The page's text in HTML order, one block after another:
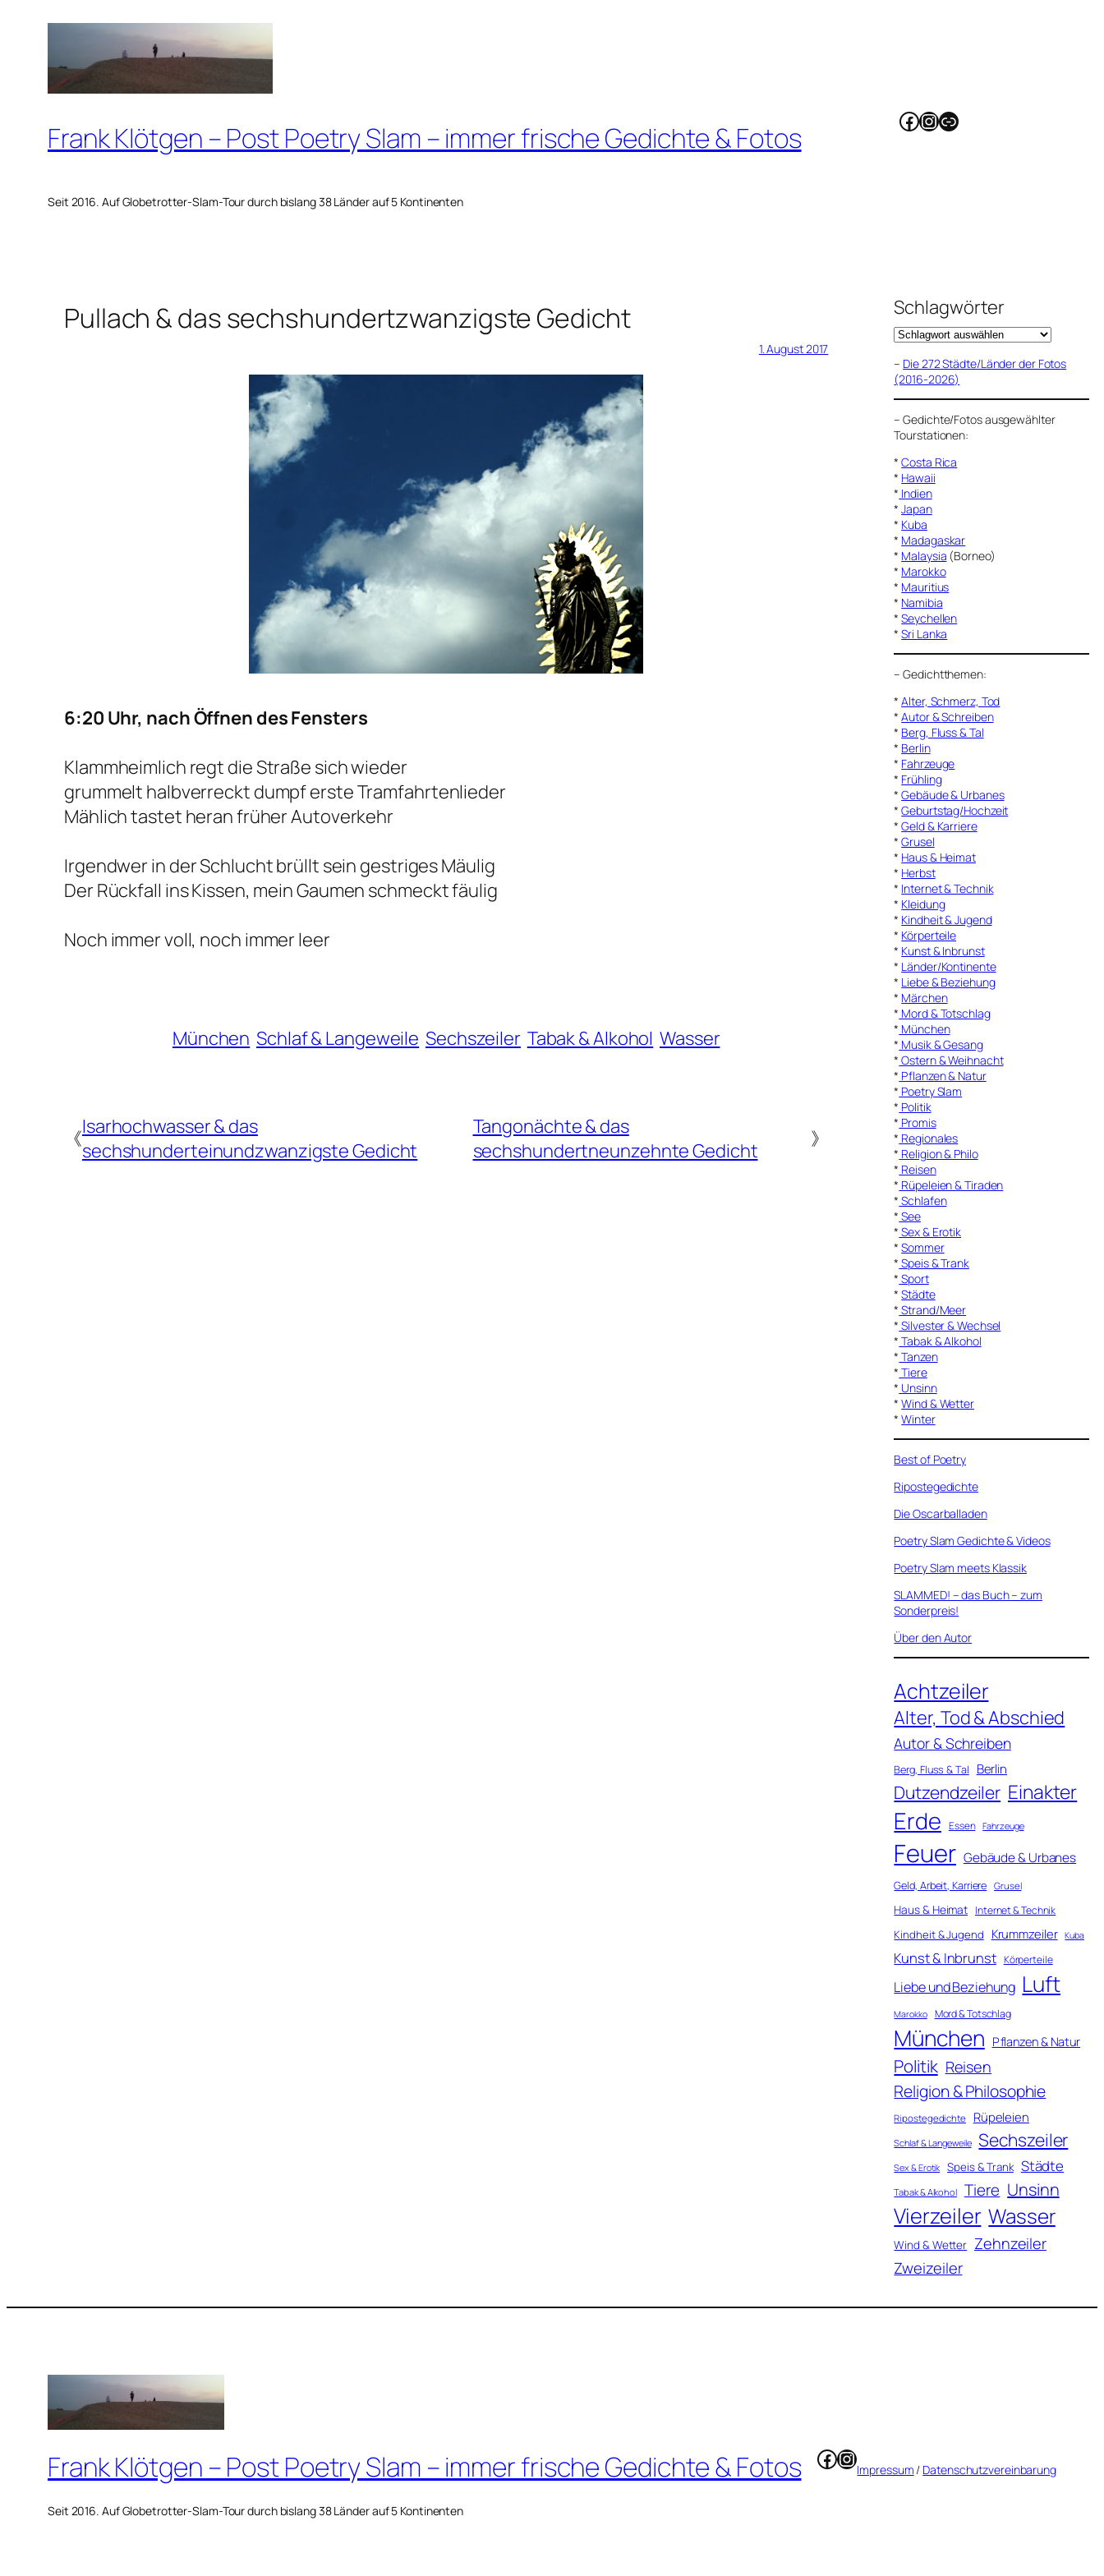
springen
Frank Klötgen – Post Poetry Slam – immer frische Gedichte & Fotos
Seit 2016. Auf Globetrotter-Slam-Tour durch bislang 38 Länder auf 5 Kontinenten
Facebook
Instagram
Link
Pullach & das sechshundertzwanzigste Gedicht
1. August 2017
6:20 Uhr, nach Öffnen des Fensters
Klammheimlich regt die Straße sich wieder
grummelt halbverreckt dumpf erste Tramfahrtenlieder
Mählich tastet heran früher Autoverkehr
Irgendwer in der Schlucht brüllt sein gestriges Mäulig
Der Rückfall ins Kissen, mein Gaumen schmeckt fäulig
Noch immer voll, noch immer leer
München Schlaf & Langeweile Sechszeiler Tabak & Alkohol Wasser
《Isarhochwasser & das
sechshunderteinundzwanzigste Gedicht
Tangonächte & das
sechshundertneunzehnte Gedicht
》
Schlagwörter
– Die 272 Städte/Länder der Fotos
(2016-2026)
–Gedichte/Fotos ausgewählter
Tourstationen:
*Costa Rica
* Hawaii
* Indien
*Japan
* Kuba
* Madagaskar
* Malaysia (Borneo)
* Marokko
* Mauritius
* Namibia
*Seychellen
*Sri Lanka
–Gedichtthemen:
*Alter, Schmerz, Tod
*Autor & Schreiben
* Berg, Fluss & Tal
* Berlin
* Fahrzeuge
* Frühling
*Gebäude & Urbanes
*Geburtstag/Hochzeit
*Geld & Karriere
*Grusel
* Haus & Heimat
* Herbst
* Internet & Technik
* Kleidung
* Kindheit & Jugend
* Körperteile
* Kunst & Inbrunst
* Länder/Kontinente
* Liebe & Beziehung
* Märchen
* Mord & Totschlag
* München
* Musik & Gesang
* Ostern & Weihnacht
* Pflanzen & Natur
* Poetry Slam
* Politik
* Promis
* Regionales
* Religion & Philo
* Reisen
* Rüpeleien & Tiraden
* Schlafen
* See
* Sex & Erotik
*Sommer
* Speis & Trank
* Sport
*Städte
* Strand/Meer
* Silvester & Wechsel
* Tabak & Alkohol
* Tanzen
* Tiere
* Unsinn
*Wind & Wetter
*Winter
Best of Poetry
Ripostegedichte
Die Oscarballaden
Poetry Slam Gedichte & Videos
Poetry Slam meets Klassik
SLAMMED! – das Buch – zum
Sonderpreis!
Über den Autor
Achtzeiler
Alter, Tod & Abschied
Autor & Schreiben
Berg, Fluss & Tal Berlin
Dutzendzeiler Einakter
Erde Essen Fahrzeuge
Feuer Gebäude & Urbanes
Geld, Arbeit, Karriere Grusel
Haus & Heimat Internet & Technik
Kindheit & Jugend Krummzeiler Kuba
Kunst & Inbrunst Körperteile
Liebe und Beziehung Luft
Marokko Mord & Totschlag
München Pflanzen & Natur
Politik Reisen
Religion & Philosophie
Ripostegedichte Rüpeleien
Schlaf & Langeweile Sechszeiler
Sex & Erotik Speis & Trank Städte
Tabak & Alkohol Tiere Unsinn
Vierzeiler Wasser
Wind & Wetter Zehnzeiler
Zweizeiler
Frank Klötgen – Post Poetry Slam – immer frische Gedichte & Fotos
Seit 2016. Auf Globetrotter-Slam-Tour durch bislang 38 Länder auf 5 Kontinenten
Facebook
Instagram
Impressum / Datenschutzvereinbarung